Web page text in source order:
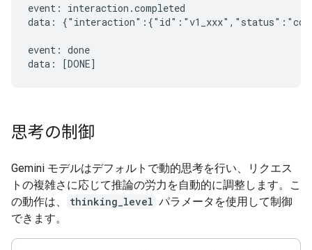
event: interaction.completed
data:
event: done
思考の制御
Gemini モデルはデフォルトで動的思考を行い、リクエス
トの複雑さに応じて推論の労力を自動的に調整します。こ
の動作は、
thinking_level パラメータを使用して制御
できます。